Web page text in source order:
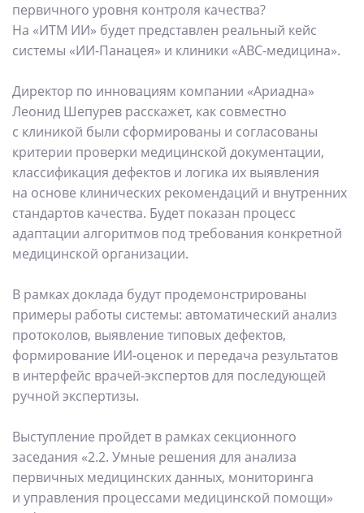
первичного уровня контроля качества?
На «ИТМ ИИ» будет представлен реальный кейс
системы «ИИ-Панацея» и клиники «ABC-медицина».
Директор по инновациям компании «Ариадна»
Леонид Шепурев расскажет, как совместно
с клиникой были сформированы и согласованы
критерии проверки медицинской документации,
классификация дефектов и логика их выявления
на основе клинических рекомендаций и внутренних
стандартов качества. Будет показан процесс
адаптации алгоритмов под требования конкретной
медицинской организации.
В рамках доклада будут продемонстрированы
примеры работы системы: автоматический анализ
протоколов, выявление типовых дефектов,
формирование ИИ-оценок и передача результатов
в интерфейс врачей-экспертов для последующей
ручной экспертизы.
Выступление пройдет в рамках секционного
заседания «2.2. Умные решения для анализа
первичных медицинских данных, мониторинга
и управления процессами медицинской помощи»